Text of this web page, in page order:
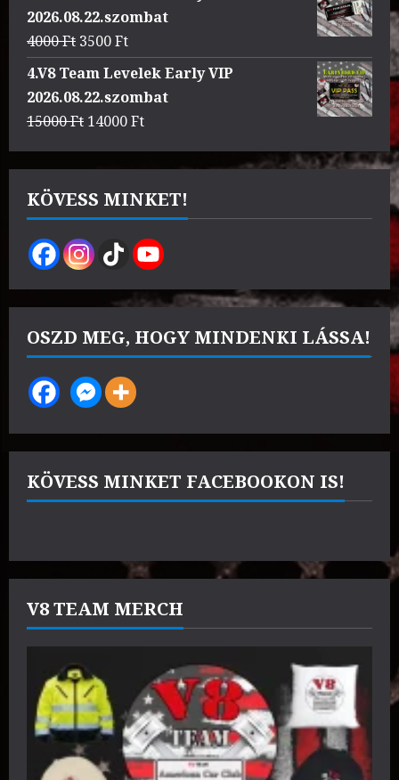
was:
3000 Ft.
2026.08.22.szombat
4000Ft Original
price
was:
4000 Ft.
3500FtCurrent
price
3500 Ft.
4.V8 Team Levelek Early VIP
2026.08.22.szombat
15000Ft Original
was:
15000 Ft.
14000FtCurrent
is:
14000 Ft.
KÖVESS MINKET!
OSZD MEG, HOGY MINDENKI LÁSSA!
KÖVESS MINKET FACEBOOKON IS!
V8 TEAM MERCH